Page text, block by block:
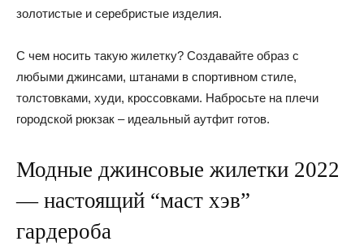
золотистые и серебристые изделия.
С чем носить такую жилетку? Создавайте образ с
любыми джинсами, штанами в спортивном стиле,
толстовками, худи, кроссовками. Набросьте на плечи
городской рюкзак – идеальный аутфит готов.
Модные джинсовые жилетки 2022
— настоящий “маст хэв”
гардероба